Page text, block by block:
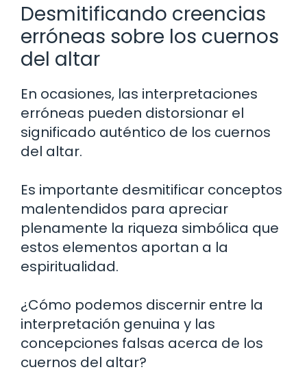
Desmitificando creencias
erróneas sobre los cuernos
del altar
En ocasiones, las interpretaciones
erróneas pueden distorsionar el
significado auténtico de los cuernos
del altar.
Es importante desmitificar conceptos
malentendidos para apreciar
plenamente la riqueza simbólica que
estos elementos aportan a la
espiritualidad.
¿Cómo podemos discernir entre la
interpretación genuina y las
concepciones falsas acerca de los
cuernos del altar?